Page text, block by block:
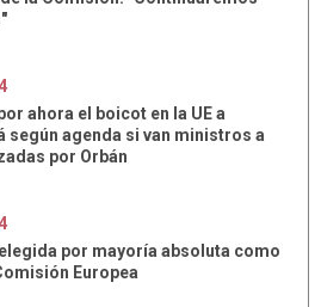
ahora el boicot en la UE a
según agenda si van ministros a
por Orbán
por mayoría absoluta como
Europea